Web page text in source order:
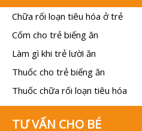
Chữa rối loạn tiêu hóa ở trẻ
Cốm cho trẻ biếng ăn
Làm gì khi trẻ lười ăn
Thuốc cho trẻ biếng ăn
Thuốc chữa rối loạn tiêu hóa
TƯ VẤN CHO BÉ